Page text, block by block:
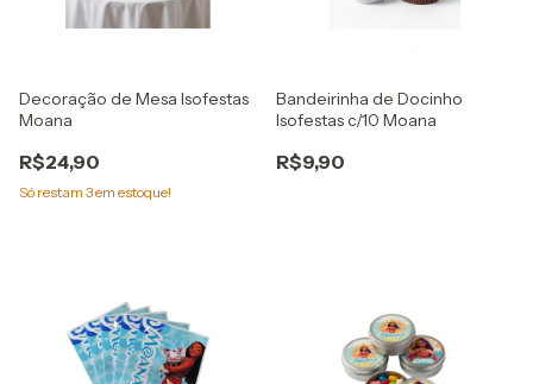
Decoração de Mesa Isofestas
Moana
R$24,90
Só restam 3em estoque!
Bandeirinha de Docinho
Isofestas c/10 Moana
R$9,90